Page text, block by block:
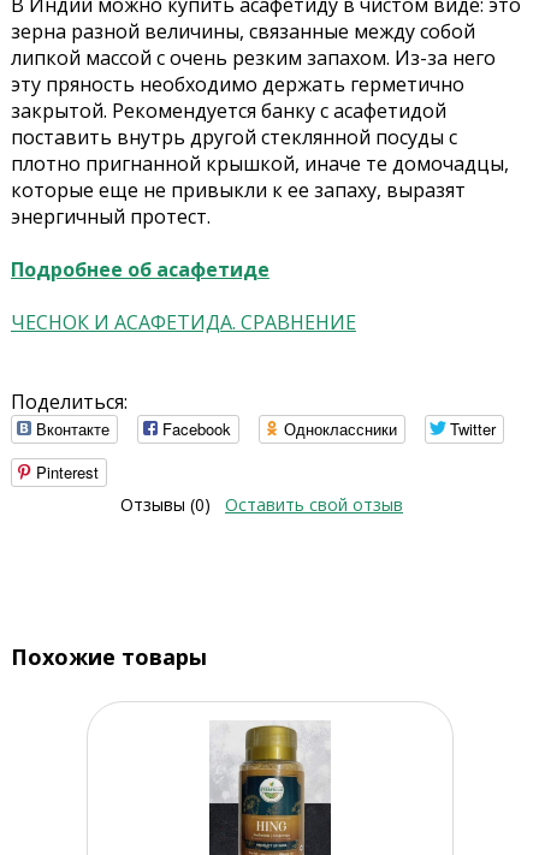
В Индии можно купить асафетиду в чистом виде: это
зерна разной величины, связанные между собой
липкой массой с очень резким запахом. Из-за него
эту пряность необходимо держать герметично
закрытой. Рекомендуется банку с асафетидой
поставить внутрь другой стеклянной посуды с
плотно пригнанной крышкой, иначе те домочадцы,
которые еще не привыкли к ее запаху, выразят
энергичный протест.
Подробнее об асафетиде
ЧЕСНОК И АСАФЕТИДА. СРАВНЕНИЕ
Поделиться:
Вконтакте Facebook Одноклассники
Twitter
Pinterest
Отзывы (0)
Оставить свой отзыв
Похожие товары